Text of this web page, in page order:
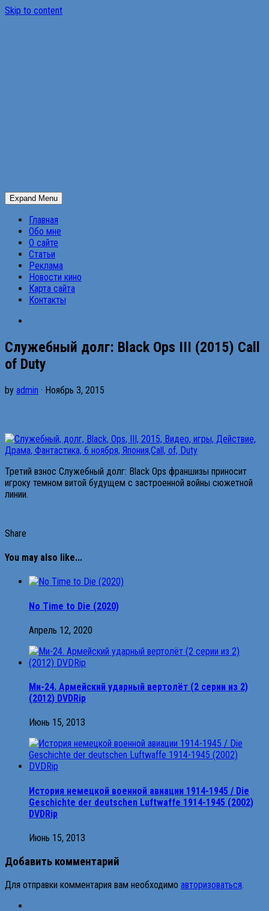
Skip to content
Expand Menu
Главная
Обо мне
О сайте
Статьи
Реклама
Новости кино
Карта сайта
Контакты
Служебный долг: Black Ops III (2015) Call
of Duty
by admin · Ноябрь 3, 2015
Третий взнос Служебный долг: Black Ops франшизы приносит
игроку темном витой будущем с застроенной войны сюжетной
линии.
Share
You may also like...
No Time to Die (2020)
Апрель 12, 2020
Ми-24. Армейский ударный вертолёт (2 серии из 2)
(2012) DVDRip
Июнь 15, 2013
История немецкой военной авиации 1914-1945 / Die
Geschichte der deutschen Luftwaffe 1914-1945 (2002)
DVDRip
Июнь 15, 2013
Добавить комментарий
Для отправки комментария вам необходимо авторизоваться.